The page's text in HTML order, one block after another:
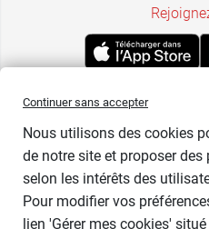
FAQ
Continuer sans accepter
Nous utilisons des cookies
de notre site et proposer
selon les intérêts des
Pour modifier vos
lien 'Gérer mes cookies'